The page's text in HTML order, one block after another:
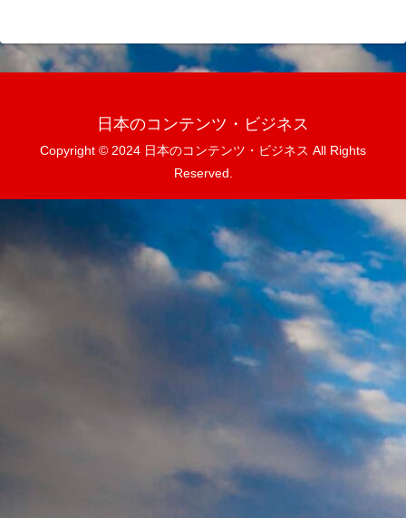
日本のコンテンツ・ビジネス
Copyright © 2024 日本のコンテンツ・ビジネス All Rights
Reserved.